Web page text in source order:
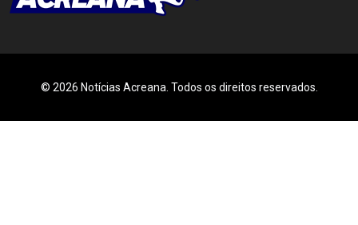
© 2026 Notícias Acreana. Todos os direitos reservados.